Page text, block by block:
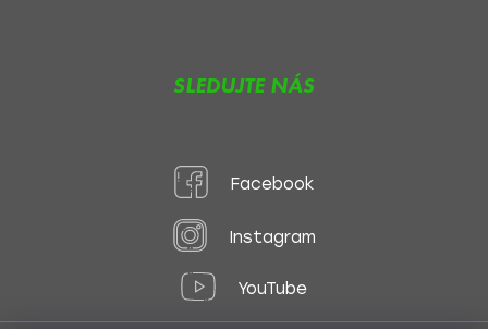
SLEDUJTE NÁS
Facebook
Instagram
YouTube